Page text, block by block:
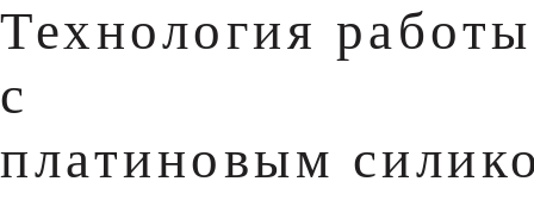
Технология работы
с
платиновым